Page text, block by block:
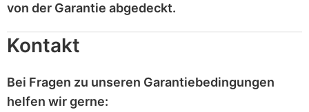
von der Garantie abgedeckt.
Kontakt
Bei Fragen zu unseren Garantiebedingungen
helfen wir gerne: